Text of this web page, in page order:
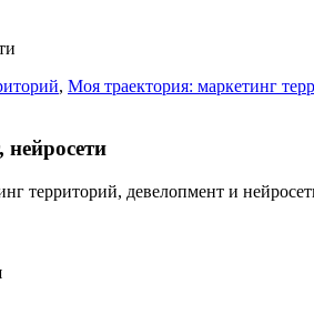
, Моя траектория: маркетинг